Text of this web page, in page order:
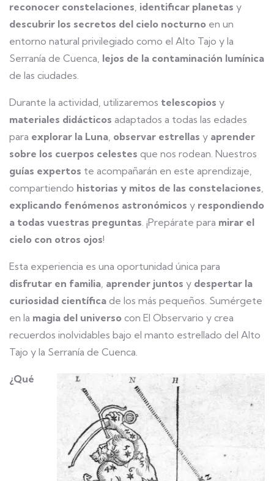
reconocer constelaciones, identificar planetas y
descubrir los secretos del cielo nocturno en un
entorno natural privilegiado como el Alto Tajo y la
Serranía de Cuenca, lejos de la contaminación lumínica
de las ciudades.
Durante la actividad, utilizaremos telescopios y
materiales didácticos adaptados a todas las edades
para explorar la Luna, observar estrellas y aprender
sobre los cuerpos celestes que nos rodean. Nuestros
guías expertos te acompañarán en este aprendizaje,
compartiendo historias y mitos de las constelaciones,
explicando fenómenos astronómicos y respondiendo
a todas vuestras preguntas. ¡Prepárate para mirar el
cielo con otros ojos!
Esta experiencia es una oportunidad única para
disfrutar en familia, aprender juntos y despertar la
curiosidad científica de los más pequeños. Sumérgete
en la magia del universo con El Observario y crea
recuerdos inolvidables bajo el manto estrellado del Alto
Tajo y la Serranía de Cuenca.
¿Qué